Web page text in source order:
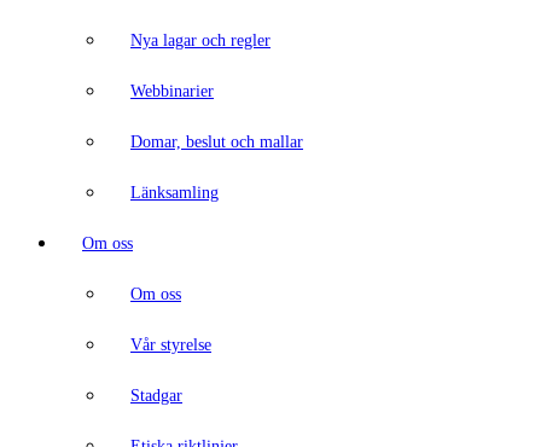
Nya lagar och regler
Webbinarier
Domar, beslut och mallar
Länksamling
Om oss
Om oss
Vår styrelse
Stadgar